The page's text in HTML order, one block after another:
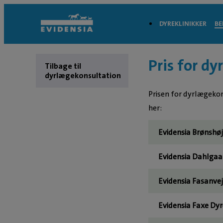
DYREKLINIKKER
Tilbage til
dyrlægekonsultation
Pris for
Prisen for
her:
Evidensia
Evidensia
Evidensia
Evidensia Faxe